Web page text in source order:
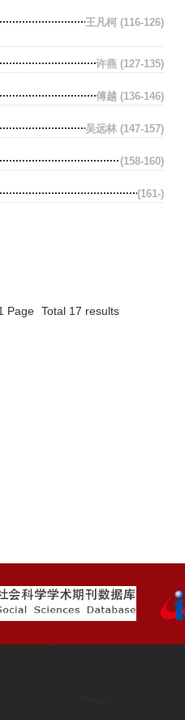
王凡柯 (116-126)
许燕 (127-135)
傅越 (136-146)
吴远林 (147-157)
(158-160)
(161-)
Page Total 17 results